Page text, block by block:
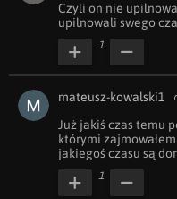
Czyli on nie
upilnowali swego
1
mateusz-kowalski1
Już jakiś czas temu
którymi
jakiegoś czasu są
1